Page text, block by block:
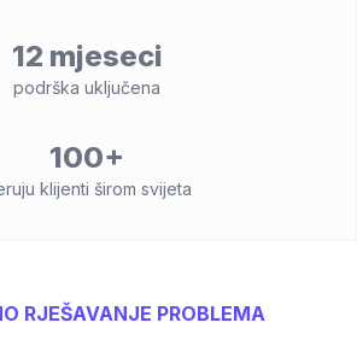
12 mjeseci
podrška uključena
100+
klijenti širom svijeta
RJEŠAVANJE PROBLEMA